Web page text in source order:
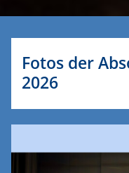
Fotos der
2026